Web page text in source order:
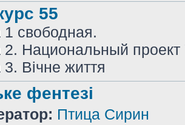
55
свободная.
Национальный проект
Вічне життя
фентезі
Птица Сирин